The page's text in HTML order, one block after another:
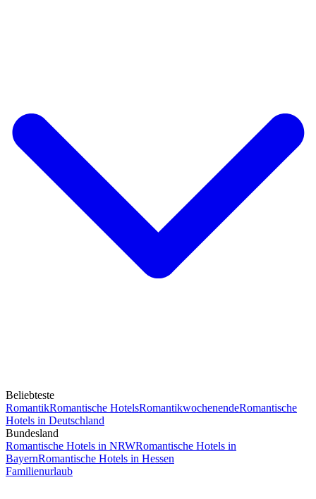
Beliebteste
RomantikRomantische HotelsRomantikwochenendeRomantische
Hotels in Deutschland
Bundesland
Romantische Hotels in NRWRomantische Hotels in
BayernRomantische Hotels in Hessen
Familienurlaub